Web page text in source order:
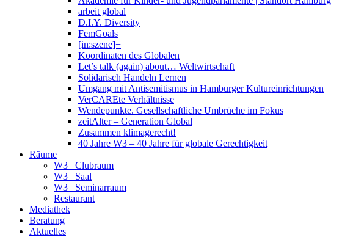
arbeit global
D.I.Y. Diversity
FemGoals
[in:szene]+
Koordinaten des Globalen
Let’s talk (again) about… Weltwirtschaft
Solidarisch Handeln Lernen
Umgang mit Antisemitismus in Hamburger Kultureinrichtungen
VerCAREte Verhältnisse
Wendepunkte. Gesellschaftliche Umbrüche im Fokus
zeitAlter – Generation Global
Zusammen klimagerecht!
40 Jahre W3 – 40 Jahre für globale Gerechtigkeit
Räume
W3_ Clubraum
W3_ Saal
W3_ Seminarraum
Restaurant
Mediathek
Beratung
Aktuelles